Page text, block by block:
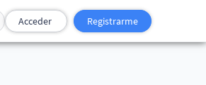
Acceder Registrarme